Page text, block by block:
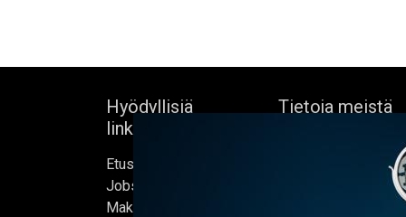
Hyödyllisiä
linkkejä
Etusivu
Jobs
Make Good
Tietoja meistä
Bock's Corner
itsenäinen panimo
sydämessä, joka
1890. Lähes